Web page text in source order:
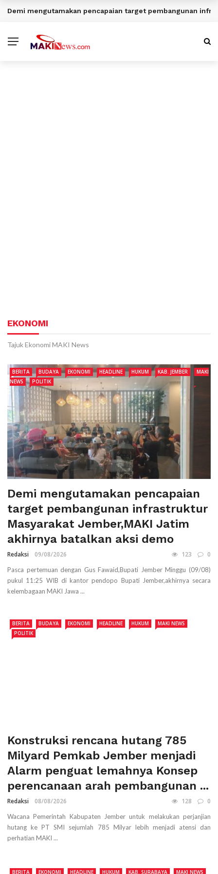
BERITA TERKINI
Demi mengutamakan pencapaian target pembangunan
EKONOMI
Tajuk Ekonomi MAKI News
BERITA BUDAYA EKONOMI HEADLINE HUKUM KAB. JEMBER
MAKI
NEWS
POLITIK
Demi mengutamakan pencapaian
target pembangunan infrastruktur
Masyarakat Jember,MAKI Jatim
akhirnya batalkan aksi demo
Redaksi 09/08/2026 123 0
Pasca pertemuan dengan Gus Fawaid,Bupati Jember Minggu (09/08)
pukul 11:25 WIB di kantor pendopo Bupati Jember,akhirnya secara
kelembagaan MAKI Jawa ...
BERITA BUDAYA EKONOMI HEADLINE HUKUM
MAKI NEWS
POLITIK
Konstruksi rencana hutang 785
Milyard Pemkab Jember menjadi
Alarm penguat lemahnya Konsep
perencanaan arah pembangunan ...
Redaksi 08/08/2026 128 0
Wacana Pemerintah Kabupaten Jember untuk melakukan perjanjian
hutang ke PT SMI sejumlah 785 Milyar lebih menjadi atensi dan
perhatian MAKI ...
BERITA EKONOMI HEADLINE HUKUM KAB. SURABAYA
MAKI NEWS